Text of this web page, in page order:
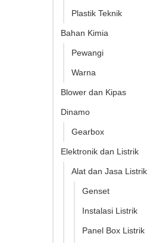
Plastik Teknik
Bahan Kimia
Pewangi
Warna
Blower dan Kipas
Dinamo
Gearbox
Elektronik dan Listrik
Alat dan Jasa Listrik
Genset
Instalasi Listrik
Panel Box Listrik